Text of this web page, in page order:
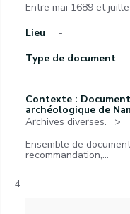
Entre mai 1689 et
Lieu
-
Type de document
Contexte :
archéologique de
Archives diverses.
Ensemble de
recommandation,...
4